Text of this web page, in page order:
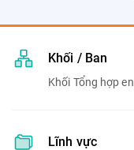
Khối / Ban
Khối Tổng hợp en
Lĩnh vực